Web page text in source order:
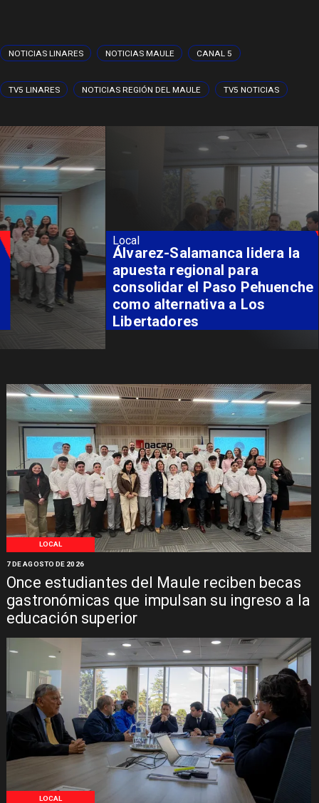
NOTICIAS LINARES NOTICIAS MAULE CANAL 5
TV5 LINARES NOTICIAS REGIÓN DEL MAULE TV5 NOTICIAS
LOCAL
Once estudiantes del Maule reciben becas
gastronómicas que impulsan su ingreso a la
educación superior
7 DE AGOSTO DE 2026
LOCAL
Local
Álvarez-Salamanca lidera la
apuesta regional para
consolidar el Paso Pehuenche
como alternativa a Los